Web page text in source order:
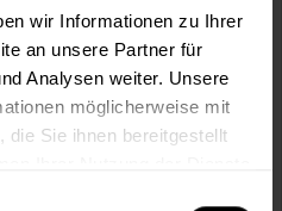
wir Informationen zu Ihrer
an unsere Partner für
Analysen weiter. Unsere
möglicherweise mit
die Sie ihnen bereitgestellt
1,65 € / 1 m²
21,99 €
1,00 € / 1 m²